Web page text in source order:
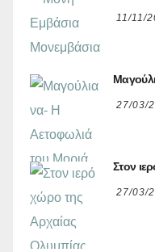
11/11/
27/03/
Στον
27/03/